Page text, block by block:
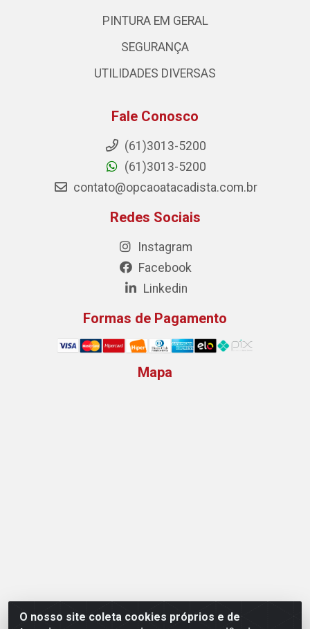
O nosso site coleta cookies próprios e de
PINTURA EM GERAL
SEGURANÇA
UTILIDADES DIVERSAS
Fale Conosco
(61)3013-5200
(61)3013-5200
contato@opcaoatacadista.com.br
Redes Sociais
Instagram
Facebook
Linkedin
Formas de Pagamento
Mapa
Opção Atacadista - Setor De Industria Qi 21 Lt 23 A 41,